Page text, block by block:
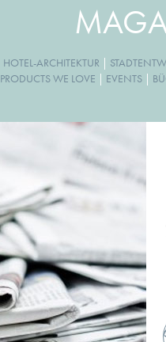
HOTEL-ARCHITEKTUR |
PRODUCTS WE LOVE | EVENTS|